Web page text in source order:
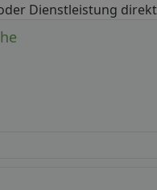
Dienstleistung